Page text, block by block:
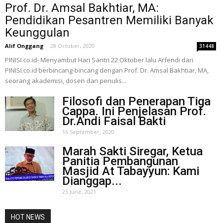
Prof. Dr. Amsal Bakhtiar, MA:
Pendidikan Pesantren Memiliki Banyak
Keunggulan
Alif Onggang - 28 October, 2020 31448
PINISI.co.id- Menyambut Hari Santri 22 Oktober lalu Arfendi dari
PINISI.co.id berbincang-bincang dengan Prof. Dr. Amsal Bakhtiar, MA,
seorang akademisi, dosen dan penulis...
Filosofi dan Penerapan Tiga
Cappa. Ini Penjelasan Prof.
Dr.Andi Faisal Bakti
16 September, 2020
Marah Sakti Siregar, Ketua
Panitia Pembangunan
Masjid At Tabayyun: Kami
Dianggap...
25 June, 2021
HOT NEWS